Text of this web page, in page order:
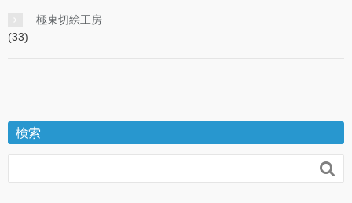
極東切絵工房
(33)
検索
